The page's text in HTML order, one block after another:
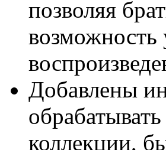
позволяя
возможность
Добавлены
коллекции,